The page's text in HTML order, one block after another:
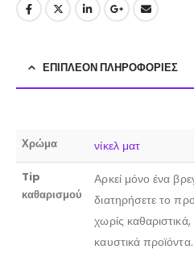
ΕΠΙΠΛΈΟΝ ΠΛΗΡΟΦΟΡΊΕΣ
Χρώμα νίκελ ματ
Tip
καθαρισμού
Αρκεί μόνο ένα
διατηρήσετε το
χωρίς
καυστικά προϊόντα.